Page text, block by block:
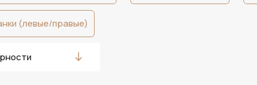
(левые/правые)